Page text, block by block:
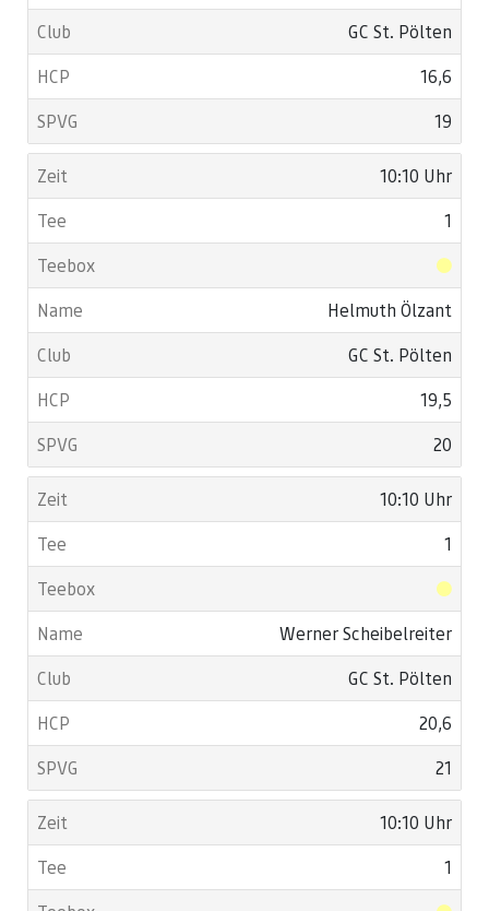
GC St. Pölten
16,6
19
10:10 Uhr
1
Helmuth Ölzant
GC St. Pölten
19,5
20
10:10 Uhr
1
Werner Scheibelreiter
GC St. Pölten
20,6
21
10:10 Uhr
1